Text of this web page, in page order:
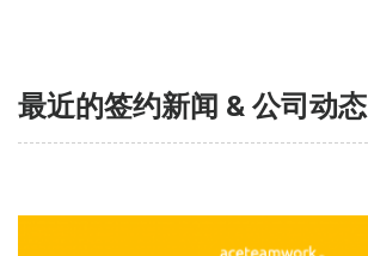
最近的签约新闻 & 公司动态